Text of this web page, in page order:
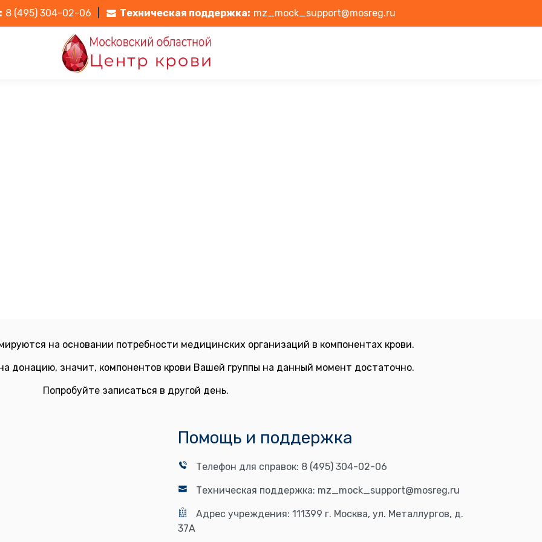
8 (495) 304-02-06 Техническая поддержка: mz_mock_support@mosreg.ru
на основании потребности медицинских организаций в компонентах крови.
донацию, значит, компонентов крови Вашей группы на данный момент достаточно.
Попробуйте записаться в другой день.
Помощь и поддержка
Телефон для справок: 8 (495) 304-02-06
Техническая поддержка: mz_mock_support@mosreg.ru
Адрес учреждения: 111399 г. Москва, ул. Металлургов, д.
37А